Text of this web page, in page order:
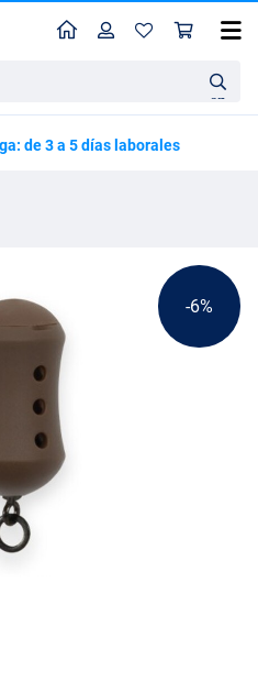
en
Perfil
de 3 a 5 días laborales
Liquirigs Sistema de Anzuelo para Boilies Multi-Cebo Color Marrón con Giratorio (4 pzas.)
-6%